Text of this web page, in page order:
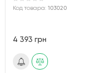
Код товара: 103020
4 393 грн